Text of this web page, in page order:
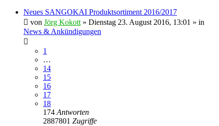
Neues SANGOKAI Produktsortiment 2016/2017
von Jörg Kokott » Dienstag 23. August 2016, 13:01 » in
News & Ankündigungen
1
…
14
15
16
17
18
174 Antworten
2887801 Zugriffe